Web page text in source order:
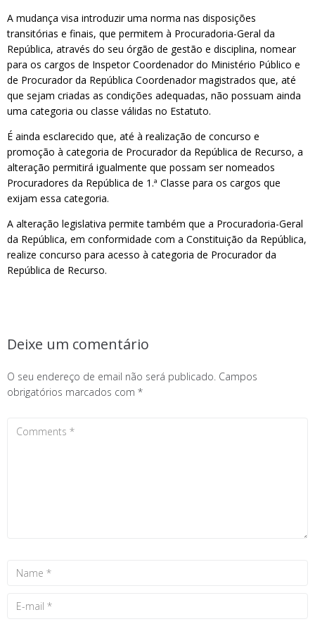
A mudança visa introduzir uma norma nas disposições
transitórias e finais, que permitem à Procuradoria-Geral da
República, através do seu órgão de gestão e disciplina, nomear
para os cargos de Inspetor Coordenador do Ministério Público e
de Procurador da República Coordenador magistrados que, até
que sejam criadas as condições adequadas, não possuam ainda
uma categoria ou classe válidas no Estatuto.
É ainda esclarecido que, até à realização de concurso e
promoção à categoria de Procurador da República de Recurso, a
alteração permitirá igualmente que possam ser nomeados
Procuradores da República de 1.ª Classe para os cargos que
exijam essa categoria.
A alteração legislativa permite também que a Procuradoria-Geral
da República, em conformidade com a Constituição da República,
realize concurso para acesso à categoria de Procurador da
República de Recurso.
Deixe um comentário
O seu endereço de email não será publicado. Campos
obrigatórios marcados com *